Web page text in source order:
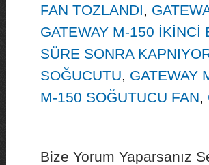
FAN TOZLANDI,
GATEWAY M-150 İKİNCİ
SÜRE SONRA
SOĞUCUTU, GATEWAY
M-150 SOĞUTUCU FAN,
Bize Yorum Yaparsanız